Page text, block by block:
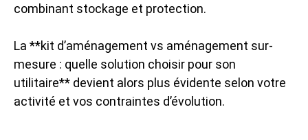
combinant stockage et protection.
La **kit d’aménagement vs aménagement sur-
mesure : quelle solution choisir pour son
utilitaire** devient alors plus évidente selon votre
activité et vos contraintes d’évolution.